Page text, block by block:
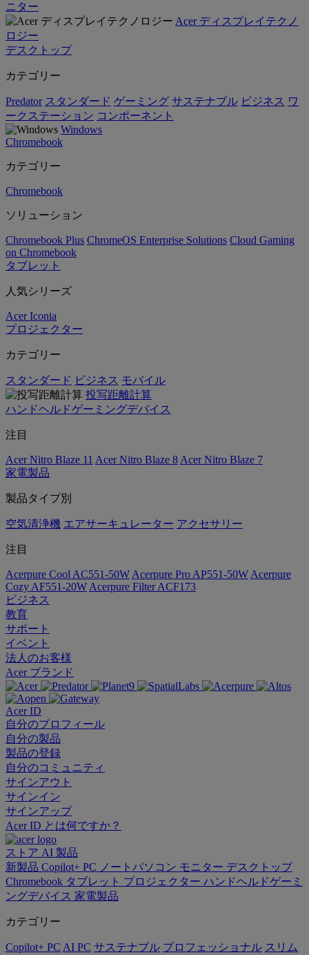
ニター
Acer ディスプレイテクノ
ロジー
デスクトップ
カテゴリー
Predator スタンダード ゲーミング サステナブル ビジネス ワ
ークステーション コンポーネント
Windows
Chromebook
カテゴリー
Chromebook
ソリューション
Chromebook Plus ChromeOS Enterprise Solutions Cloud Gaming
on Chromebook
タブレット
人気シリーズ
Acer Iconia
プロジェクター
カテゴリー
スタンダード ビジネス モバイル
投写距離計算
ハンドヘルドゲーミングデバイス
注目
Acer Nitro Blaze 11 Acer Nitro Blaze 8 Acer Nitro Blaze 7
家電製品
製品タイプ別
空気清浄機 エアサーキュレーター アクセサリー
注目
Acerpure Cool AC551-50W Acerpure Pro AP551-50W Acerpure
Cozy AF551-20W Acerpure Filter ACF173
ビジネス
教育
サポート
イベント
法人のお客様
Acer ブランド
Acer ID
自分のプロフィール
自分の製品
製品の登録
自分のコミュニティ
サインアウト
サインイン
サインアップ
Acer ID とは何ですか？
ストア AI 製品
新製品 Copilot+ PC ノートパソコン モニター デスクトップ
Chromebook タブレット プロジェクター ハンドヘルドゲーミ
ングデバイス 家電製品
カテゴリー
Copilot+ PC AI PC サステナブル プロフェッショナル スリム